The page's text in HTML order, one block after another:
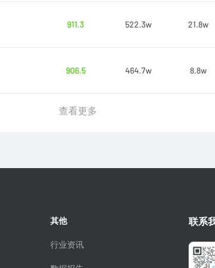
911.3
522.3w 21.8w
906.5
464.7w 8.8w
查看更多
其他
行业资讯
联系